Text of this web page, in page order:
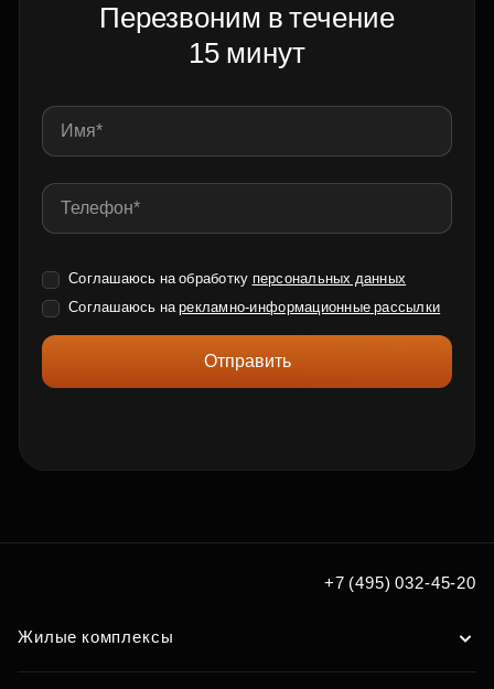
Перезвоним в течение
15 минут
Соглашаюсь на обработку персональных данных
Соглашаюсь нарекламно-информационные рассылки
Отправить
+7 (495) 032-45-20
Жилые комплексы